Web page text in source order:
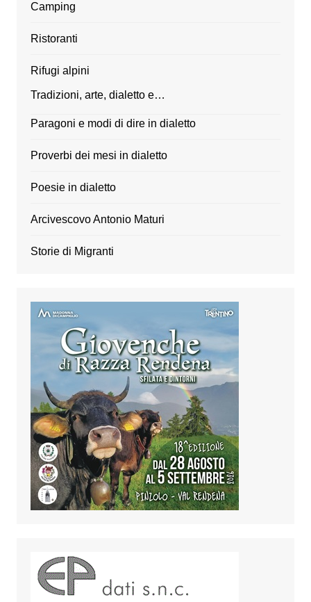
Camping
Ristoranti
Rifugi alpini
Tradizioni, arte, dialetto e…
Paragoni e modi di dire in dialetto
Proverbi dei mesi in dialetto
Poesie in dialetto
Arcivescovo Antonio Maturi
Storie di Migranti